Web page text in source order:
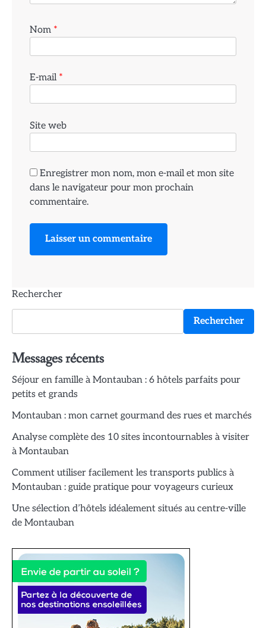
Nom *
E-mail *
Site web
Enregistrer mon nom, mon e-mail et mon site
dans le navigateur pour mon prochain
commentaire.
Rechercher
Rechercher
Messages récents
Séjour en famille à Montauban : 6 hôtels parfaits pour
petits et grands
Montauban : mon carnet gourmand des rues et marchés
Analyse complète des 10 sites incontournables à visiter
à Montauban
Comment utiliser facilement les transports publics à
Montauban : guide pratique pour voyageurs curieux
Une sélection d’hôtels idéalement situés au centre-ville
de Montauban